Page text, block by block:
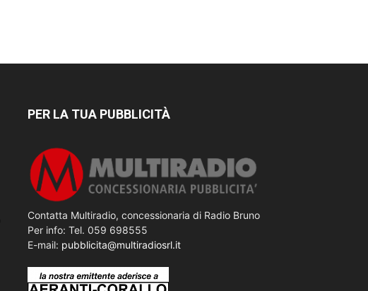
PER LA TUA PUBBLICITÀ
Contatta Multiradio, concessionaria di Radio Bruno
Per info: Tel. 059 698555
E-mail: pubblicita@multiradiosrl.it